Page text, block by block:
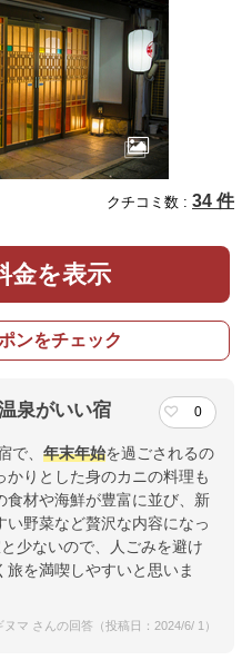
クチコミ数 : 34 件
金を表示
ンをチェック
泉がいい宿 0
で、 年末年始を過ごされるの
りとした身のカニの料理も
食材や海鮮が豊富に並び、新
野菜など贅沢な内容になっ
少ないので、人ごみを避け
を満喫しやすいと思いま
ヌマ さんの回答（投稿日：2024/6/ 1）